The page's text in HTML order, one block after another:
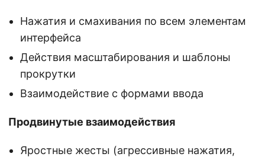
Нажатия и смахивания по всем элементам
интерфейса
Действия масштабирования и шаблоны
прокрутки
Взаимодействие с формами ввода
Продвинутые взаимодействия
Яростные жесты (агрессивные нажатия,